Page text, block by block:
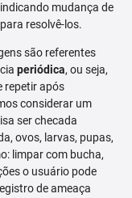
mudança de
resolvê-los.
são referentes
periódica, ou seja,
repetir após
considerar um
ser checada
ovos, larvas, pupas,
limpar com bucha,
o usuário pode
de ameaça